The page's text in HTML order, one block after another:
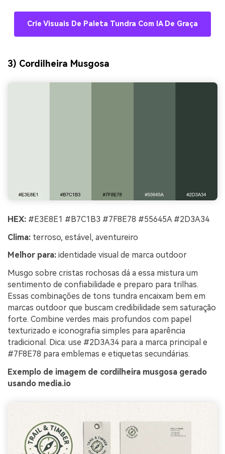
Crie Visuais De Paleta Tundra Com IA De Graça
3) Cordilheira Musgosa
HEX: #E3E8E1 #B7C1B3 #7F8E78 #55645A #2D3A34
Clima: terroso, estável, aventureiro
Melhor para: identidade visual de marca outdoor
Musgo sobre cristas rochosas dá a essa mistura um
sentimento de confiabilidade e preparo para trilhas.
Essas combinações de tons tundra encaixam bem em
marcas outdoor que buscam credibilidade sem saturação
forte. Combine verdes mais profundos com papel
texturizado e iconografia simples para aparência
tradicional. Dica: use #2D3A34 para a marca principal e
#7F8E78 para emblemas e etiquetas secundárias.
Exemplo de imagem de cordilheira musgosa gerado
usando media.io